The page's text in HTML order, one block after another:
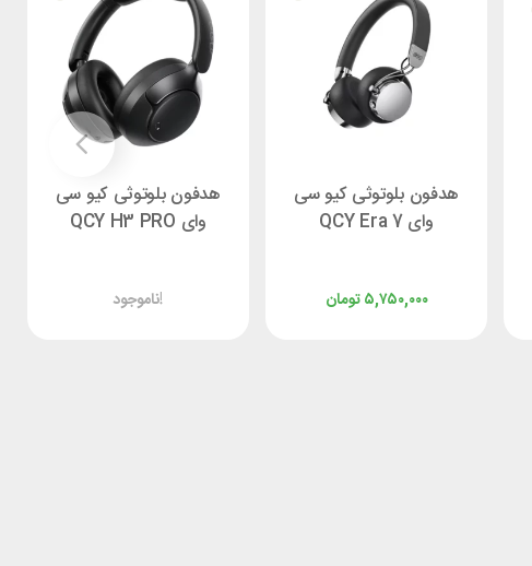
هدفون بلوتوثی کیو سی
وای QCY Era 7
تومان۵,۷۵۰,۰۰۰
هدفون بلوتوثی کیو سی
وای QCY H3 PRO
ناموجود!